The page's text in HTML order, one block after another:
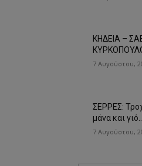
ΚΗΔΕΙΑ –
7 Αυγούστου,
ΣΕΡΡΕΣ:
μάνα και γιό…
7 Αυγούστου,